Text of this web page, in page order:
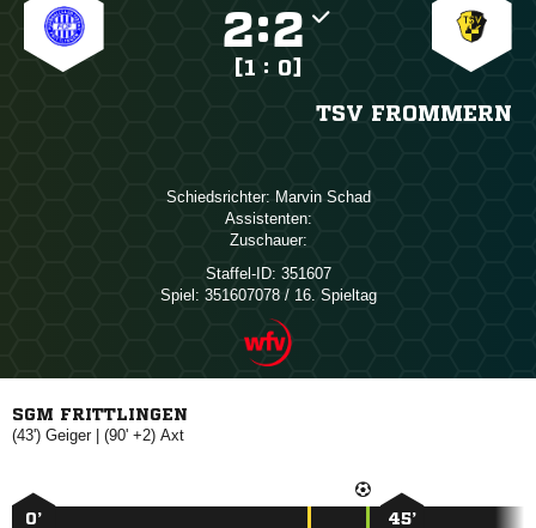
:
[1 : 0]
TSV FROMMERN
Schiedsrichter:  
Assistenten:
Zuschauer:
Staffel-ID: 351607
Spiel: 351607078 / 16. Spieltag
SGM FRITTLINGEN
(43') | (90' +2) 
0’ 45’